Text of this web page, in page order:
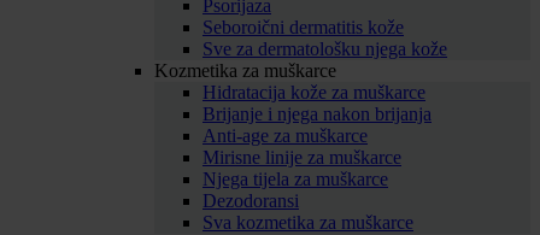
Psorijaza
Seboroični dermatitis kože
Sve za dermatološku njega kože
Kozmetika za muškarce
Hidratacija kože za muškarce
Brijanje i njega nakon brijanja
Anti-age za muškarce
Mirisne linije za muškarce
Njega tijela za muškarce
Dezodoransi
Sva kozmetika za muškarce